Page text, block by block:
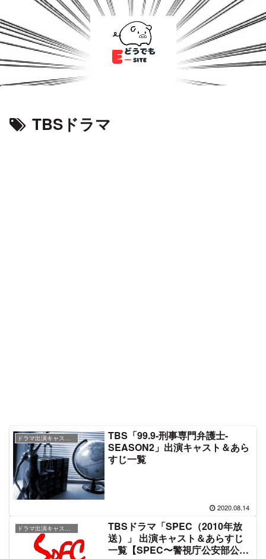
TBSドラマ
TBS「99.9-刑事専門弁護士-
SEASON2」出演キャスト＆あら
すじ一覧
2020.08.14
ドラマ出演キャスト＆あらすじ情報
TBSドラマ「SPEC（2010年放
送）」 出演キャスト＆あらすじ
一覧【SPEC〜警視庁公安部公安